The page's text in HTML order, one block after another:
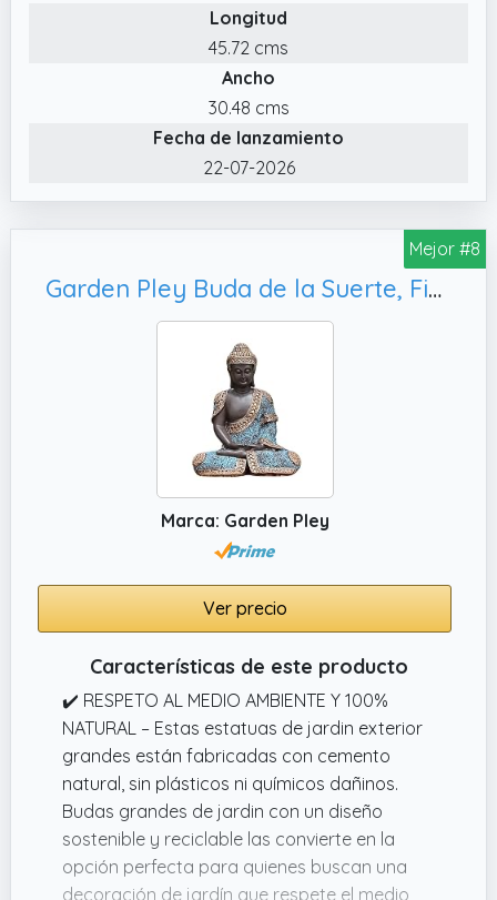
Longitud
45.72 cms
Ancho
30.48 cms
Fecha de lanzamiento
22-07-2026
Mejor #8
Garden Pley Buda de la Suerte, Figuras Jardin Exterior y Estatuas Decorativas Grandes.
Marca: Garden Pley
Ver precio
Características de este producto
✔️ RESPETO AL MEDIO AMBIENTE Y 100%
NATURAL – Estas estatuas de jardin exterior
grandes están fabricadas con cemento
natural, sin plásticos ni químicos dañinos.
Budas grandes de jardin con un diseño
sostenible y reciclable las convierte en la
opción perfecta para quienes buscan una
decoración de jardín que respete el medio